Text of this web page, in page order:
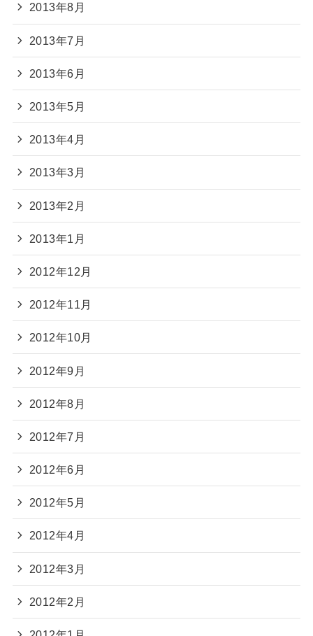
2013年8月
2013年7月
2013年6月
2013年5月
2013年4月
2013年3月
2013年2月
2013年1月
2012年12月
2012年11月
2012年10月
2012年9月
2012年8月
2012年7月
2012年6月
2012年5月
2012年4月
2012年3月
2012年2月